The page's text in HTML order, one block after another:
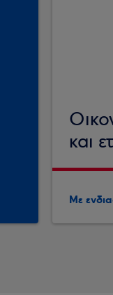
και
Με